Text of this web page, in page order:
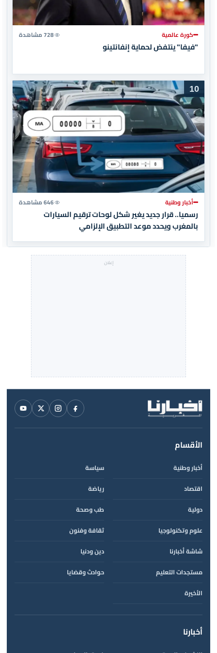
كورة عالمية 728 مشاهدة
"فيفا" ينتفض لحماية إنفانتينو
10
أخبار وطنية 646 مشاهدة
رسميا.. قرار جديد يغير شكل لوحات ترقيم السيارات
بالمغرب ويحدد موعد التطبيق الإلزامي
الأقسام
أخبار وطنية
سياسة
اقتصاد
رياضة
دولية
طب وصحة
علوم وتكنولوجيا
ثقافة وفنون
شاشة أخبارنا
دين ودنيا
مستجدات التعليم
حوادث وقضايا
الأخيرة
أخبارنا